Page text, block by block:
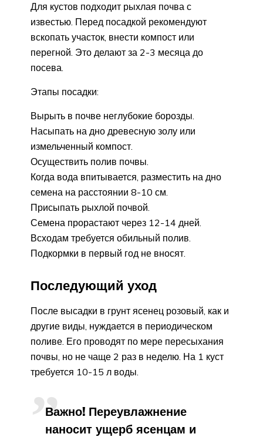
Для кустов подходит рыхлая почва с
известью. Перед посадкой рекомендуют
вскопать участок, внести компост или
перегной. Это делают за 2-3 месяца до
посева.
Этапы посадки:
Вырыть в почве неглубокие борозды.
Насыпать на дно древесную золу или
измельченный компост.
Осуществить полив почвы.
Когда вода впитывается, разместить на дно
семена на расстоянии 8-10 см.
Присыпать рыхлой почвой.
Семена прорастают через 12-14 дней.
Всходам требуется обильный полив.
Подкормки в первый год не вносят.
Последующий уход
После высадки в грунт ясенец розовый, как и
другие виды, нуждается в периодическом
поливе. Его проводят по мере пересыхания
почвы, но не чаще 2 раз в неделю. На 1 куст
требуется 10-15 л воды.
Важно! Переувлажнение
наносит ущерб ясенцам и